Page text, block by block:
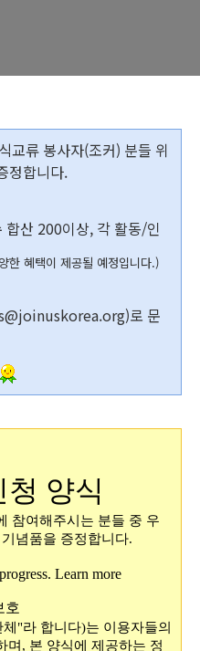
교류 봉사자(조커) 분들 위
정합니다.
합산 200이상, 각 활동/인
한 혜택이 제공될 예정입니다.)
)로 문